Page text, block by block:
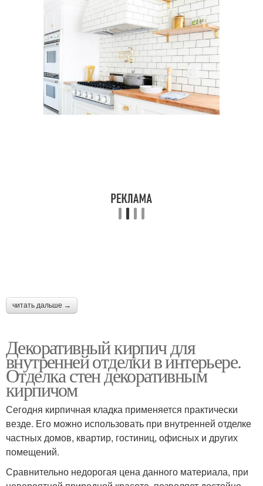
читать дальше →
Декоративный кирпич для
внутренней отделки в интерьере.
Отделка стен декоративным
кирпичом
Сегодня кирпичная кладка применяется практически
везде. Его можно использовать при внутренней отделке
частных домов, квартир, гостиниц, офисных и других
помещений.
Сравнительно недорогая цена данного материала, при